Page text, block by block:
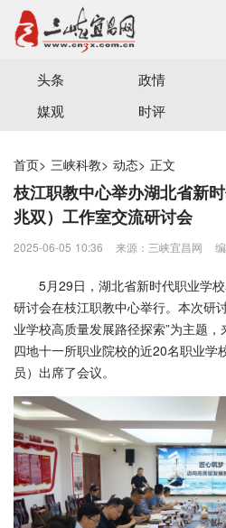
宜昌三峡融媒体中心主办
头条 政情
媒观
时评
首页> 三峡科教> 动态> 正文
枝江职教中心举办湖北省新
兆双）工作室交流研讨会
2025-06-05 10:36 来源：三峡宜昌网
5月29日，湖北省新时代职业学
研讨会在枝江职教中心举行。本次研
业学校高质量发展路径探索”为主题
四地十一所职业院校的近20名职业学
员）出席了会议。